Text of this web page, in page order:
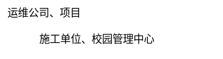
运维公司、项目
施工单位、校园管理中心